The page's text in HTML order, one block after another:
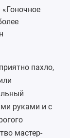
пахло,
руками и с
мастер-